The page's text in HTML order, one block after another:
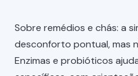
Sobre remédios e chás: a
desconforto pontual, mas
Enzimas e probióticos